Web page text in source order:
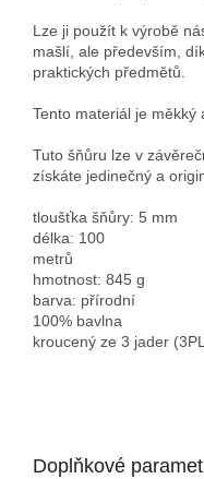
Lze ji použít k výrobě
mašlí, ale především,
praktických předmětů.
Tento materiál je měkký
Tuto šňůru lze v
získáte jedinečný a
tloušťka šňůry: 5 mm
délka: 100
hmotnost: 845 g
barva: přírodní
100% bavlna
kroucený ze 3 jader
Doplňkové